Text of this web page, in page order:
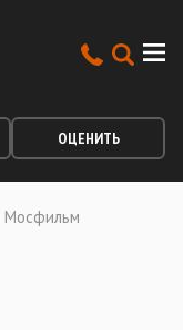
ОЦЕНИТЬ
Мосфильм